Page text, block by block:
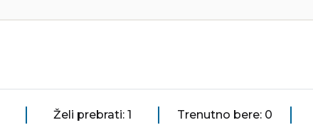
Želi prebrati: 1 Trenutno bere: 0